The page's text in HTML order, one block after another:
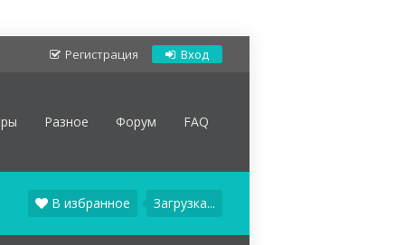
Регистрация Вход
Разное Форум FAQ
Загрузка...
В избранное